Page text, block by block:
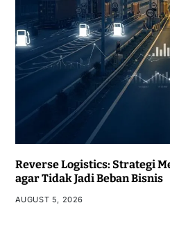
Reverse Logistics: Strategi
agar Tidak Jadi Beban Bisnis
AUGUST 5, 2026